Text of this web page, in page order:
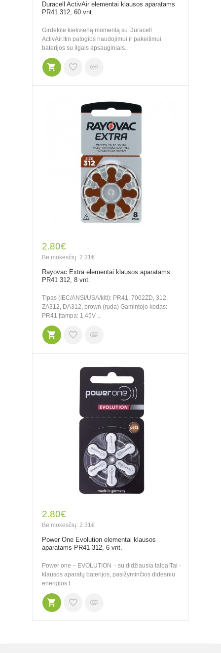
Duracell ActivAir elementai klausos aparatams
PR41 312, 60 vnt.
Girdėkite kiekvieną momentą su Duracell
ActivAir.Itin patogios naudojimui ir pakeitimui
baterijos su ilgais apsauginiais..
2.80€
Be mokesčių: 2.31€
Rayovac Extra elementai klausos aparatams
PR41 312, 8 vnt.
Tipas (IEC/ANSI/USA/kiti): PR41, 7002ZD, 312,
ZA312, DA312, brown (ruda) Gamintojo kodas:
PR41 Įtampa: 1.45V ..
2.80€
Be mokesčių: 2.31€
Power One Evolution elementai klausos
aparatams PR41 312, 6 vnt.
Power one – EVOLUTION - su didžiausia talpa!Tai -
klausos aparatų baterijos, pasižyminčios didesniu
energijos t..